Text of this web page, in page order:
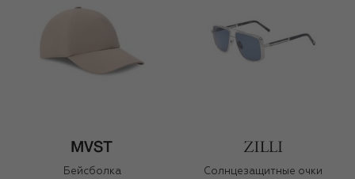
Бейсболка
Солнцезащитные очки